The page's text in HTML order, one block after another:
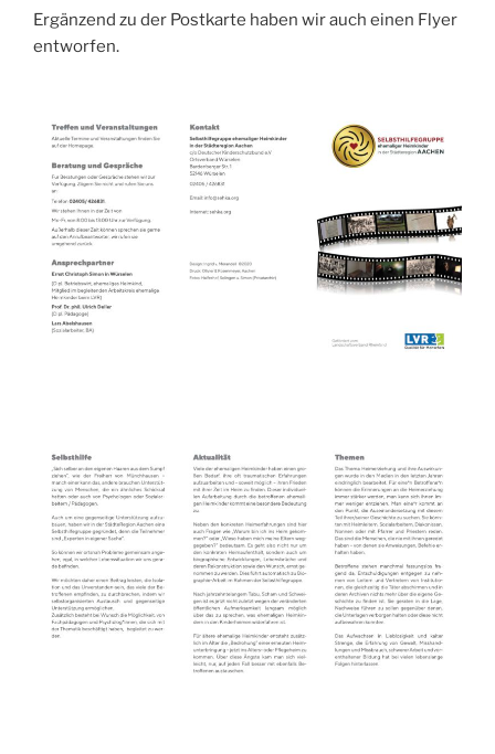
Ergänzend zu der Postkarte haben wir auch einen Flyer
entworfen.